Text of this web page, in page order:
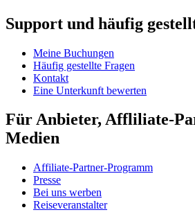
Support und häufig
Meine Buchungen
Häufig gestellte Fragen
Kontakt
Eine Unterkunft bewerten
Für Anbieter, Affliliate-
Medien
Affiliate-Partner-Programm
Presse
Bei uns werben
Reiseveranstalter